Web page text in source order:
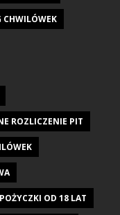
CHWILÓWEK
ROZLICZENIE PIT
POŻYCZKI OD 18 LAT